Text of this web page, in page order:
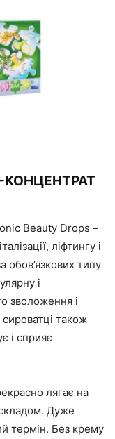
Beauty Drops –
ліфтингу і
обов’язкових типу
і
зволоження і
також
і сприяє
лягає на
Дуже
термін. Без крему